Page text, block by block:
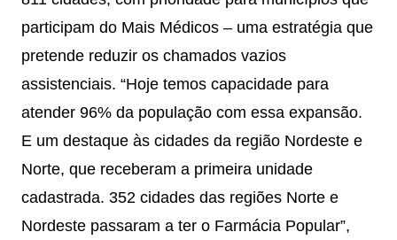
participam do Mais Médicos – uma estratégia que
pretende reduzir os chamados vazios
assistenciais. “Hoje temos capacidade para
atender 96% da população com essa expansão.
E um destaque às cidades da região Nordeste e
Norte, que receberam a primeira unidade
cadastrada. 352 cidades das regiões Norte e
Nordeste passaram a ter o Farmácia Popular”,